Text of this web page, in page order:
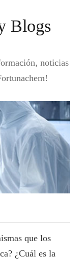
Blogs
noticias
que los
¿Cuál es la